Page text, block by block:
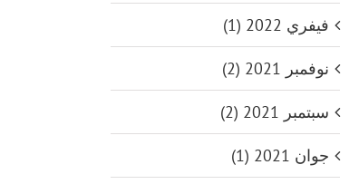
فيفري 2022 (1)
نوفمبر 2021 (2)
سبتمبر 2021 (2)
جوان 2021 (1)